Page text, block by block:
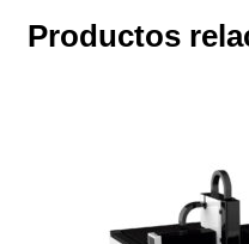
Productos